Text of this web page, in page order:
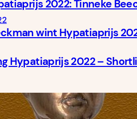
2022: Tinneke
wint Hypatiaprijs
Hypatiaprijs 2022 –